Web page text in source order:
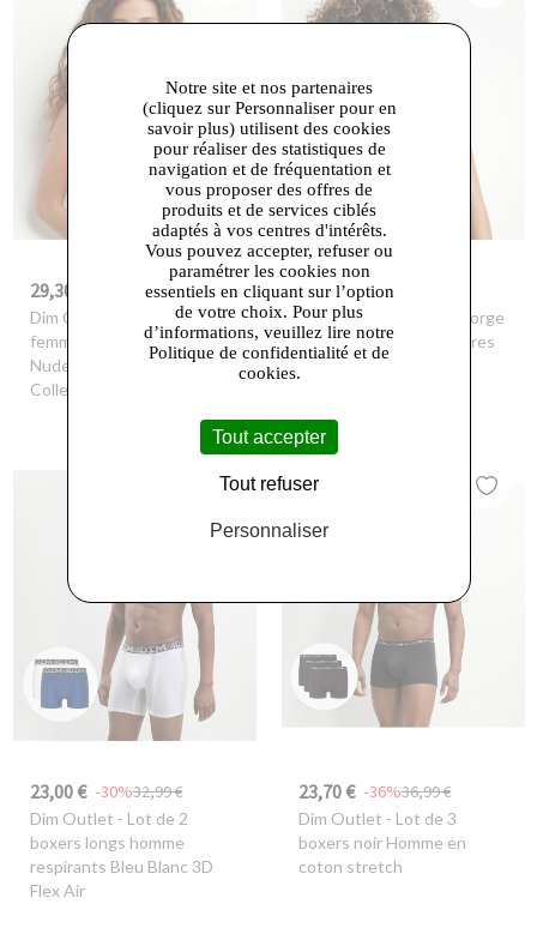
29,30 € 41,99 €
Dim Outlet
- Soutien-gorge
femme push-up microfibre
Nude Dim Comfort
Collection
27,90 € -30%
Dim Outlet
- Soutien-gorge
emboitant avec armatures
noir Generous Dim
23,00 € 32,99 €
-30%
Dim Outlet - Lot de 2
boxers longs homme
respirants Bleu Blanc 3D
Flex Air
23,70 € 36,99 €
-36%
Dim Outlet - Lot de 3
boxers noir Homme en
coton stretch
Notre site et nos partenaires
(cliquez sur Personnaliser pour en
savoir plus) utilisent des cookies
pour réaliser des statistiques de
navigation et de fréquentation et
vous proposer des offres de
produits et de services ciblés
adaptés à vos centres d'intérêts.
Vous pouvez accepter, refuser ou
paramétrer les cookies non
essentiels en cliquant sur l’option
de votre choix. Pour plus
d’informations, veuillez lire notre
Politique de confidentialité et de
cookies.
Tout accepter
Tout refuser
Personnaliser